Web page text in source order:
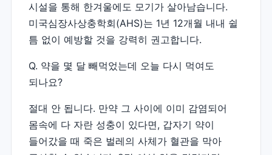
시설을 통해 한겨울에도 모기가 살아남습니다.
미국심장사상충학회(AHS)는 1년 12개월 내내 쉴
틈 없이 예방할 것을 강력히 권고합니다.
Q. 약을 몇 달 빼먹었는데 오늘 다시 먹여도
되나요?
절대 안 됩니다. 만약 그 사이에 이미 감염되어
몸속에 다 자란 성충이 있다면, 갑자기 약이
들어갔을 때 죽은 벌레의 사체가 혈관을 막아